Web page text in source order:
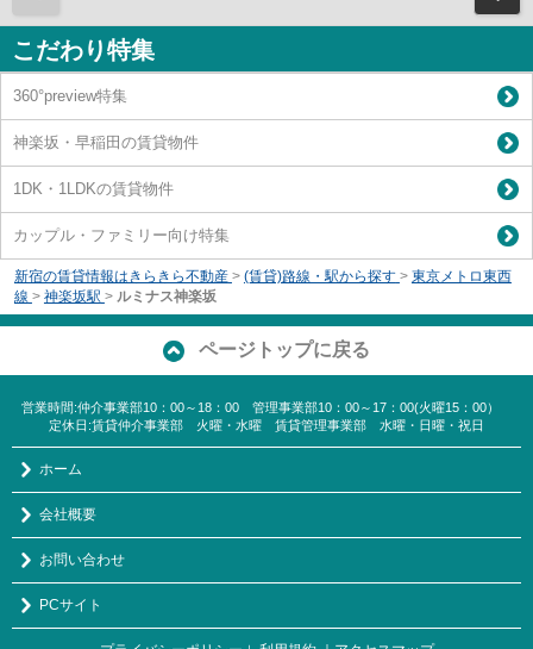
こだわり特集
360°preview特集
神楽坂・早稲田の賃貸物件
1DK・1LDKの賃貸物件
カップル・ファミリー向け特集
新宿の賃貸情報はきらきら不動産 > (賃貸)路線・駅から探す > 東京メトロ東西
線 > 神楽坂駅 > ルミナス神楽坂
ページトップに戻る
営業時間:仲介事業部10：00～18：00 管理事業部10：00～17：00(火曜15：00）
定休日:賃貸仲介事業部 火曜・水曜 賃貸管理事業部 水曜・日曜・祝日
ホーム
会社概要
お問い合わせ
PCサイト